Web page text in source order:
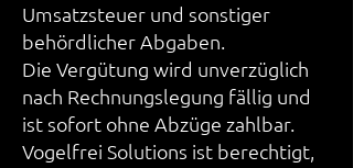
Umsatzsteuer und sonstiger
behördlicher Abgaben.
Die Vergütung wird unverzüglich
nach Rechnungslegung fällig und
ist sofort ohne Abzüge zahlbar.
Vogelfrei Solutions ist berechtigt,